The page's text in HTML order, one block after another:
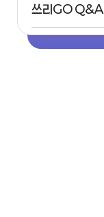
쓰리GO Q&A